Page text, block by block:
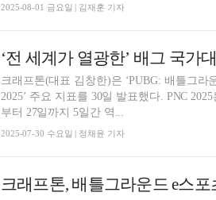
2025-08-01 금요일 | 김재훈 기자
‘전 세계가 열광한’ 배그 국가
크래프톤(대표 김창한)은 ‘PUBG: 배틀그라
2025’ 주요 지표를 30일 발표했다. PNC
부터 27일까지 5일간 역...
2025-07-30 수요일 | 정채윤 기자
크래프톤, 배틀그라운드 e스포